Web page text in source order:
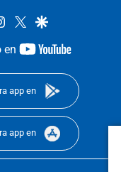
instagram
twittergoogle
en
youtube-
app en
app en